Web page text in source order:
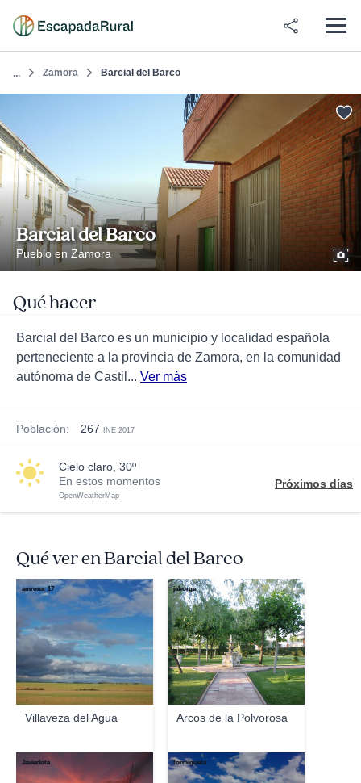
... Zamora Barcial del Barco
Barcial del Barco
Pueblo en Zamora
Qué hacer
Barcial del Barco es un municipio y localidad española
perteneciente a la provincia de Zamora, en la comunidad
autónoma de Castil... Ver más
Población: 267 INE 2017
cielo claro, 30º
En estos momentos
OpenWeatherMap
Próximos días
Qué ver en Barcial del Barco
Villaveza del Agua
amrona_17
Arcos de la Polvorosa
jaborge
Javierlota formigueta